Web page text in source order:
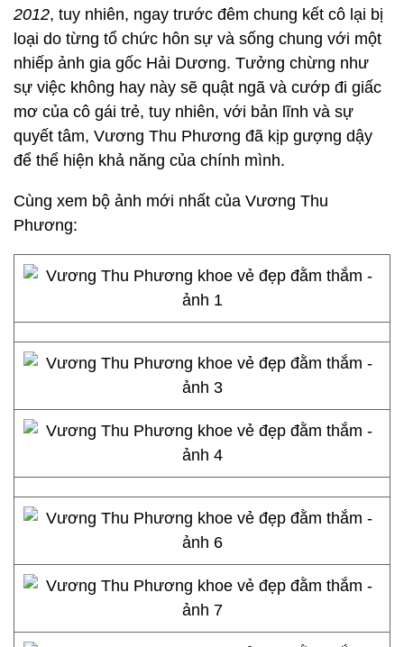
2012, tuy nhiên, ngay trước đêm chung kết cô lại bị
loại do từng tổ chức hôn sự và sống chung với một
nhiếp ảnh gia gốc Hải Dương. Tưởng chừng như
sự việc không hay này sẽ quật ngã và cướp đi giấc
mơ của cô gái trẻ, tuy nhiên, với bản lĩnh và sự
quyết tâm, Vương Thu Phương đã kịp gượng dậy
để thể hiện khả năng của chính mình.
Cùng xem bộ ảnh mới nhất của Vương Thu
Phương: